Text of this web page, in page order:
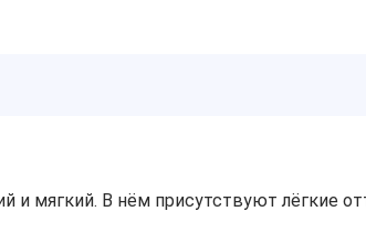
мягкий. В нём присутствуют лёгкие